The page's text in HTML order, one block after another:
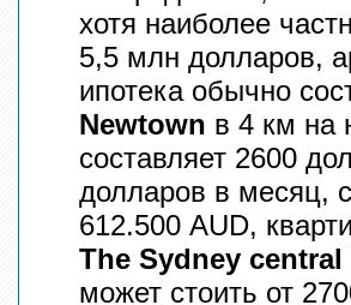
хотя наиболее
5,5 млн долларов,
ипотека обычно
Newtown в 4 км на
составляет 2600
долларов в месяц,
612.500 AUD,
The Sydney
может стоить от